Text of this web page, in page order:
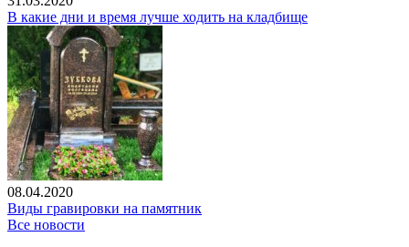
В какие дни и время лучше ходить на кладбище
08.04.2020
Виды гравировки на памятник
Все новости